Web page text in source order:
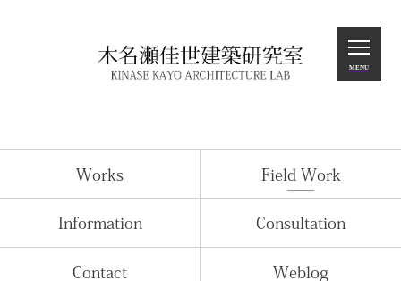
Works Field Work
Information Consultation
Contact Weblog
MENU
Information
Consultation
Contact
Weblog